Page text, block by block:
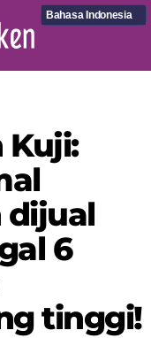
Bahasa Indonesia
Kuji:
dijual
6
tinggi!